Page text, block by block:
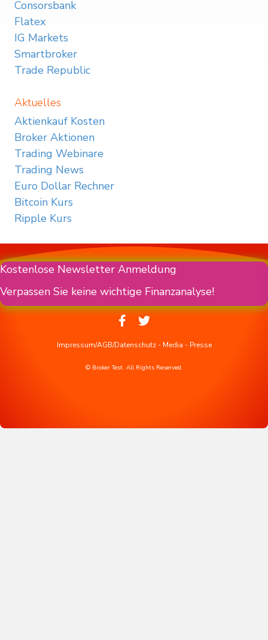
Consorsbank
Flatex
IG Markets
Smartbroker
Trade Republic
Aktuelles
Aktienkauf Kosten
Broker Aktionen
Trading Webinare
Trading News
Euro Dollar Rechner
Bitcoin Kurs
Ripple Kurs
Kostenlose Newsletter Anmeldung
Verpassen Sie keine wichtige Finanzanalyse!
Impressum/AGB/Datenschutz- Media - Presse
© Broker Test. All Rights Reserved.